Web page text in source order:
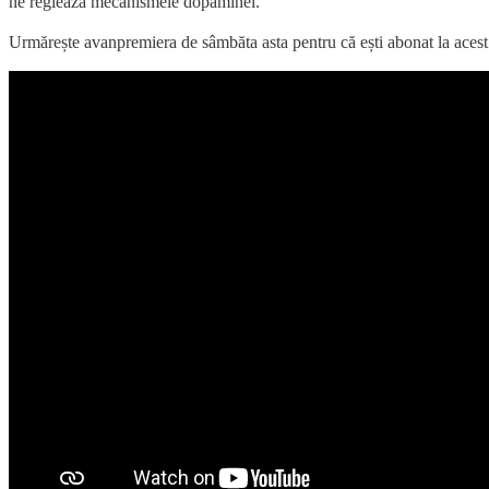
Urmărește avanpremiera de sâmbăta asta pentru că ești abonat la acest